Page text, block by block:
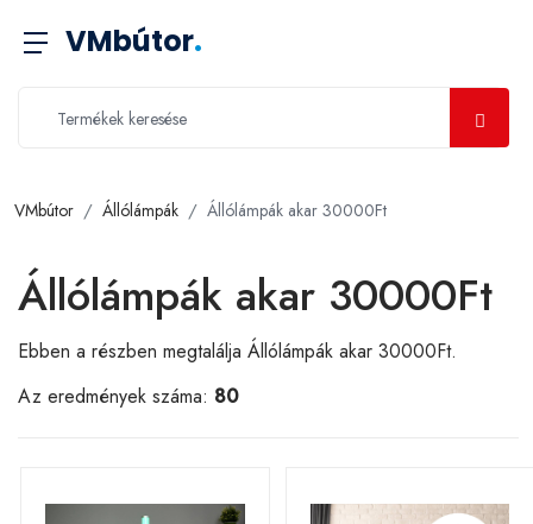
VMbútor.
VMbútor Állólámpák Állólámpák akar 30000Ft
Állólámpák akar 30000Ft
Ebben a részben megtalálja Állólámpák akar 30000Ft.
Az eredmények száma: 80